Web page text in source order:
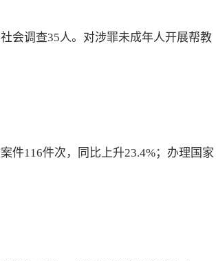
调查35人。对涉罪未成年人开展帮教
116件次，同比上升23.4%；办理国家